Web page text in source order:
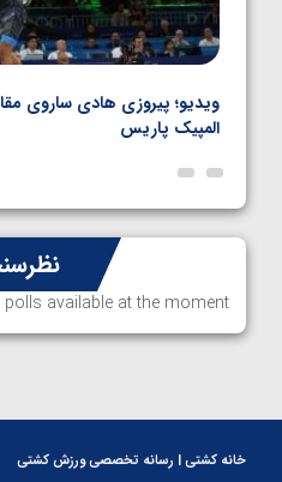
ویدیو؛ پیروزی هادی ساروی
المپیک پاریس
available at the moment.
خانه کشتی | رسانه تخصصی ورزش کشتی